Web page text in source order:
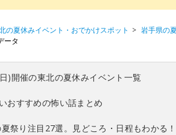
の夏休みイベント・おでかけスポット 岩手県の
ータ
)開催の東北の夏休みイベント一覧
おすすめの怖い話まとめ
祭り注目27選。見どころ・日程もわかる！